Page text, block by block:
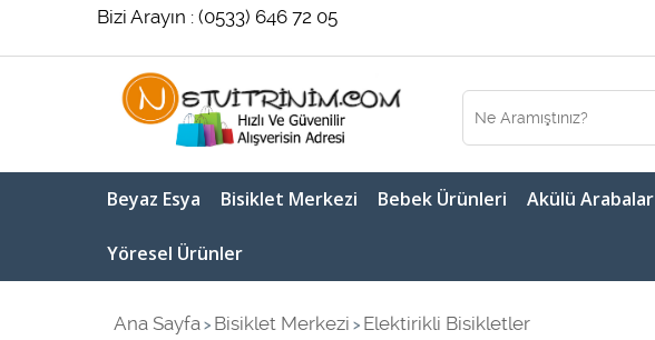
Bizi Arayın : (0533) 646 72 05
Beyaz Esya Bisiklet Merkezi Bebek Ürünleri Akülü Arabalar
Yöresel Ürünler
Ana Sayfa > Bisiklet Merkezi > Elektirikli Bisikletler